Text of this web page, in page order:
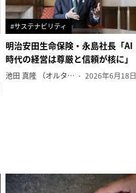
#サステナビリティ
明治安田生命保険・永島社長「AI
時代の経営は尊厳と信頼が核に」
池田 真隆 （オルタナ輪番編集長） 2026年6月18日